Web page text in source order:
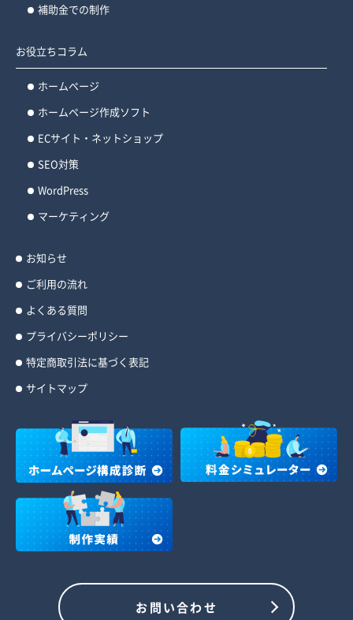
補助金での制作
お役立ちコラム
ホームページ
ホームページ作成ソフト
ECサイト・ネットショップ
SEO対策
WordPress
マーケティング
お知らせ
ご利用の流れ
よくある質問
プライバシーポリシー
特定商取引法に基づく表記
サイトマップ
お問い合わせ